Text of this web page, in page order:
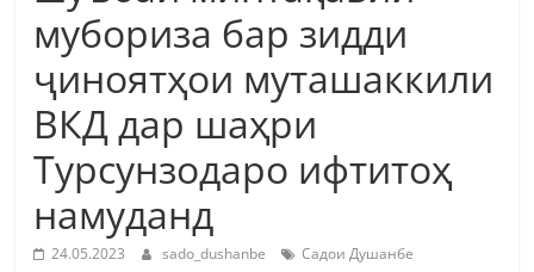
мубориза бар зидди
ҷиноятҳои муташаккили
ВКД дар шаҳри
Турсунзодаро ифтитоҳ
намуданд
24.05.2023 sado_dushanbe Садои Душанбе